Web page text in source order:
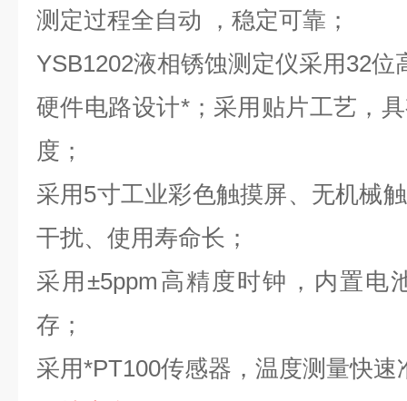
测定过程全自动 ，稳定可靠 ；
YSB1202液相锈蚀测定仪采用32位
硬件电路设计*；采用贴片工艺，
度；
采用5寸工业彩色触摸屏、无机械
干扰、使用寿命长；
采用±5ppm高精度时钟，内置电
存；
采用*PT100传感器，温度测量快速